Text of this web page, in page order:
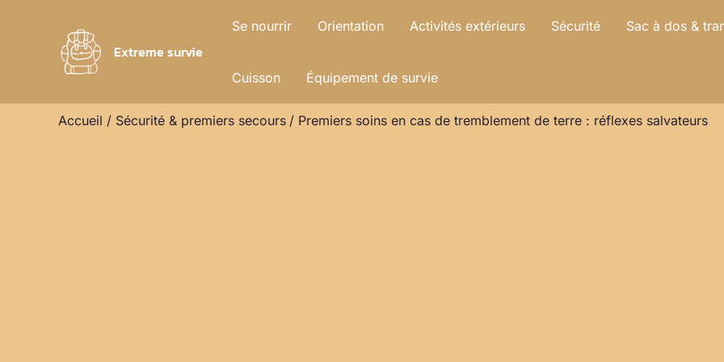
Extreme survie
Se nourrir Orientation Activités extérieurs Sécurité Sac à dos &
Cuisson Équipement de survie
Accueil Sécurité & premiers secours Premiers soins en cas de tremblement de terre : réflexes salvateurs